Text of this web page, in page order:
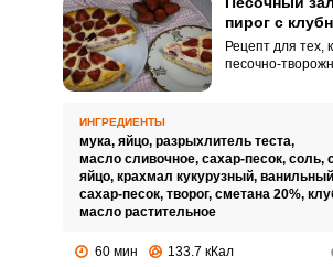
пирог с
Рецепт для тех,
песочно-
на праздничный
выглядит очень
ИНГРЕДИЕНТЫ
мука, яйцо, разрыхлитель теста,
масло сливочное, сахар-песок, соль,
яйцо, крахмал кукурузный,
сахар-песок, творог, сметана 20%,
масло растительное
60 мин 133.7 кКал